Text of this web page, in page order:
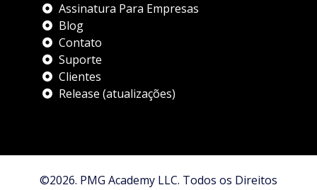
Assinatura Para Empresas
Blog
Contato
Suporte
Clientes
Release (atualizações)
©2026. PMG Academy LLC. Todos os Direitos